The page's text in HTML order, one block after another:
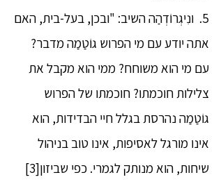
5. ונִיגְרוֹדְהַה השיב: "ובכן, בעל-בית, האם
אתה יודע עם מי הפרוש גוֹטַמַה מדבר?
עם מי הוא משוחח? ממי הוא מקבל את
צלילות חוכמתו? חוכמתו של הפרוש
גוֹטַמַה נהרסת בגלל חיי הבדידות, הוא
אינו מורגל לאסיפות, אינו טוב בניהול
שיחות, הוא מנותק לגמרי. כפי שביזון[3]